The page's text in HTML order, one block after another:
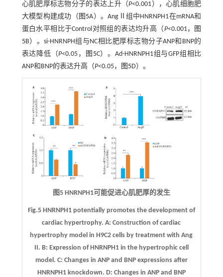
心肌肥厚标志物分子的表达上升（P<0.001），心肌细胞肥
大模型构建成功（ 图5A）。AngⅡ组中HNRNPH1在mRNA和
蛋白水平相比于Control对照组的表达均升高（P<0.001，
图
5B）。si-HNRNPH组与NC相比肥厚标志物分子ANP和BNP的
表达降低（P<0.05， 图5C）。Ad-HNRNPH1组与GFP组相比
ANP和BNP的表达升高（P<0.05， 图5D）。
图5 HNRNPH1可能促进心肌肥厚的发生
Fig.5 HNRNPH1 potentially promotes the development of
cardiac hypertrophy.A: Construction of cardiac
hypertrophy model in H9C2 cells by treatment with Ang
II. B: Expression of HNRNPH1 in the hypertrophic cell
model. C: Changes in ANP and BNP expressions after
HNRNPH1 knockdown. D: Changes in ANP and BNP